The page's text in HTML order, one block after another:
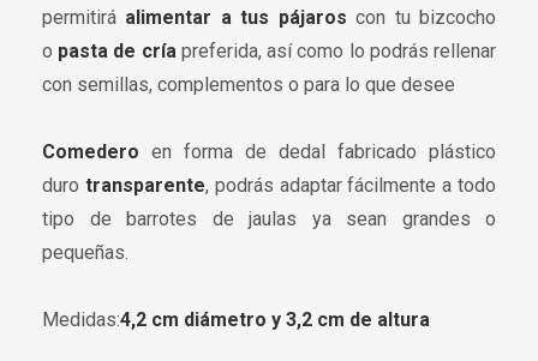
permitirá alimentar a tus pájaros con tu bizcocho
o pasta de cría preferida, así como lo podrás rellenar
con semillas, complementos o para lo que desee
Comedero en forma de dedal fabricado plástico
duro transparente, podrás adaptar fácilmente a todo
tipo de barrotes de jaulas ya sean grandes o
pequeñas.
Medidas:4,2 cm diámetro y 3,2 cm de altura